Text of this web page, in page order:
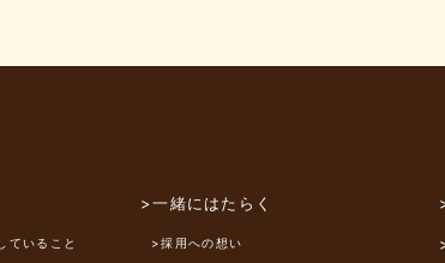
ていること
>一緒にはたらく
>採用への想い